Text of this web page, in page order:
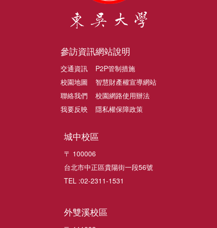
參訪資訊
交通資訊
校園地圖
聯絡我們
我要反映
網站說明
P2P管制措施
智慧財產權宣導網站
校園網路使用辦法
隱私權保障政策
城中校區
〒 100006
台北市中正區貴陽街一段56號
TEL :02-2311-1531
外雙溪校區